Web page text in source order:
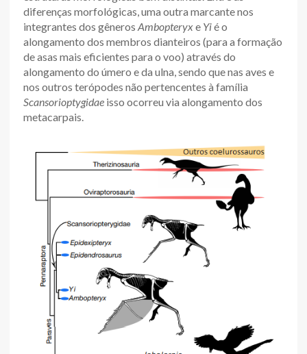
diferenças morfológicas, uma outra marcante nos
integrantes dos gêneros Ambopteryxe Yié o
alongamento dos membros dianteiros (para a formação
de asas mais eficientes para o voo) através do
alongamento do úmero e da ulna, sendo que nas aves e
nos outros terópodes não pertencentes à família
Scansorioptygidae isso ocorreu via alongamento dos
metacarpais.